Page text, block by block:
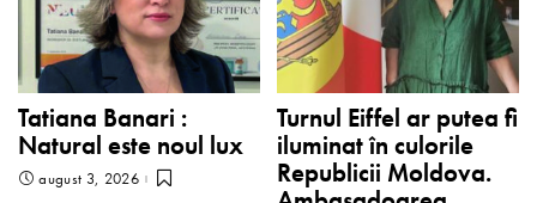
Tatiana Banari :
Natural este noul lux
august 3, 2026
Turnul Eiffel ar putea fi
iluminat în culorile
Republicii Moldova.